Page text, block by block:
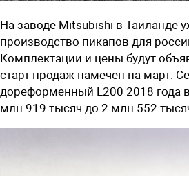
На заводе Mitsubishi в Таиланде
производство пикапов для
Комплектации и цены будут
старт продаж намечен на март.
дореформенный L200 2018 года
млн 919 тысяч до 2 млн 552